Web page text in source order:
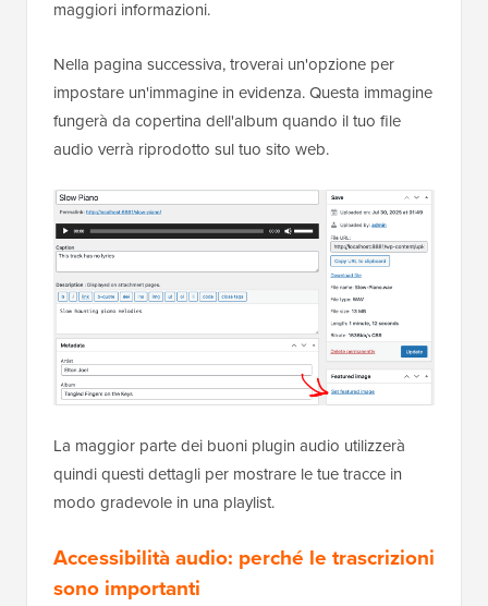
maggiori informazioni.
Nella pagina successiva, troverai un'opzione per
impostare un'immagine in evidenza. Questa immagine
fungerà da copertina dell'album quando il tuo file
audio verrà riprodotto sul tuo sito web.
La maggior parte dei buoni plugin audio utilizzerà
quindi questi dettagli per mostrare le tue tracce in
modo gradevole in una playlist.
Accessibilità audio: perché le trascrizioni
sono importanti